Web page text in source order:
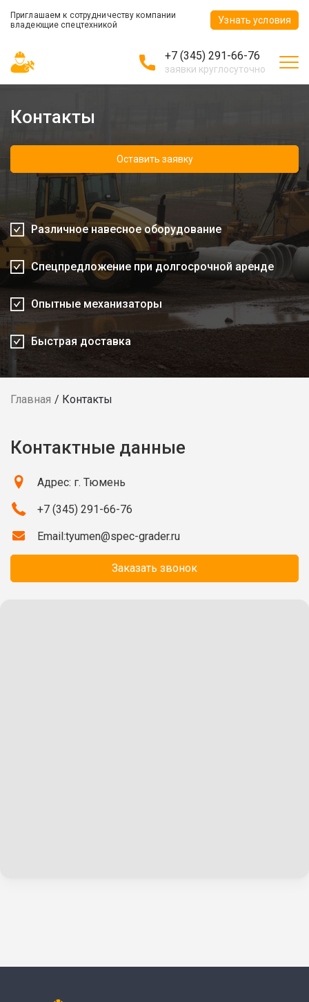
Приглашаем к сотрудничеству компании
владеющие спецтехникой
Узнать условия
+7 (345) 291-66-76
заявки круглосуточно
Контакты
Оставить заявку
Различное навесное оборудование
Спецпредложение при долгосрочной аренде
Опытные механизаторы
Быстрая доставка
Главная Контакты
Контактные данные
Адрес: г. Тюмень
+7 (345) 291-66-76
Email:tyumen@spec-grader.ru
Заказать звонок